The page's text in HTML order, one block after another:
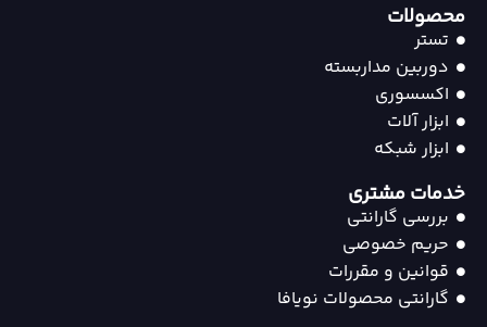
محصولات
تستر
دوربین مداربسته
اکسسوری
ابزار آلات
ابزار شبکه
خدمات مشتری
بررسی گارانتی
حریم خصوصی
قوانین و مقررات
گارانتی محصولات نویافا